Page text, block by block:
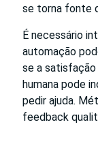
se torna fonte
É necessário
automação
se a
humana pode
pedir ajuda.
feedback